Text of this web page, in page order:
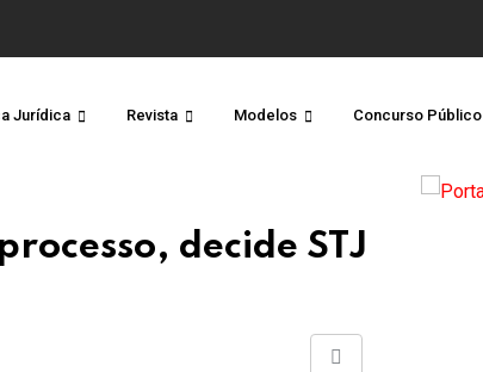
Jurídica Revista Modelos Concurso Público
decide STJ